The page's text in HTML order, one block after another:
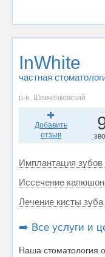
InWhite
частная
р-н. Шевченковский
Добавить
отзыв
Имплантация зубов
Иссечение
Лечение кисты зуба
➡️ Все услуги и
Наша стоматология